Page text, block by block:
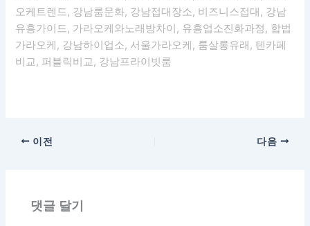
오케트렌드, 강남룸문화, 강남접대장소, 비즈니스접대, 강남
유흥가이드, 가라오케와노래방차이, 유흥업소진화과정, 합법
가라오케, 강남하이업소, 서울가라오케, 룸살롱유래, 텐카페
비교, 퍼블릭비교, 강남프라이빗룸
이전 다음
댓글 달기